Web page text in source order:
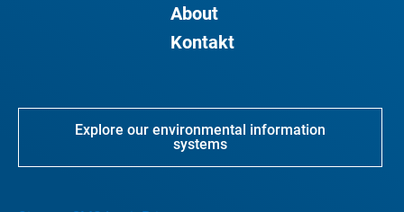
About
Kontakt
Explore our environmental information
systems